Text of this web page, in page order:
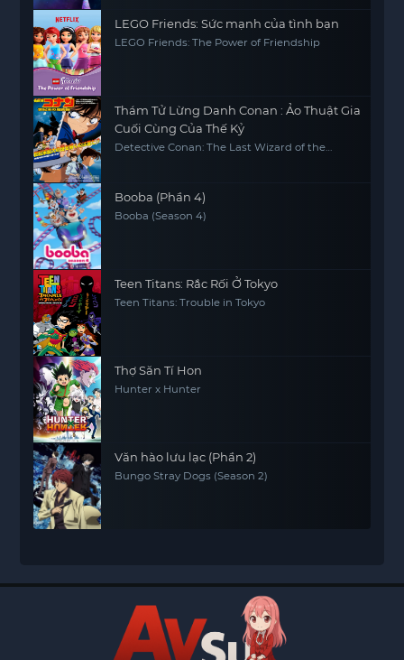
LEGO Friends: Sức mạnh của tình bạn
LEGO Friends: The Power of Friendship
Thám Tử Lừng Danh Conan : Ảo Thuật Gia
Cuối Cùng Của Thế Kỷ
Detective Conan: The Last Wizard of the
Booba (Phần 4)
Booba (Season 4)
Teen Titans: Rắc Rối Ở Tokyo
Teen Titans: Trouble in Tokyo
Thợ Săn Tí Hon
Hunter x Hunter
Văn hào lưu lạc (Phần 2)
Bungo Stray Dogs (Season 2)